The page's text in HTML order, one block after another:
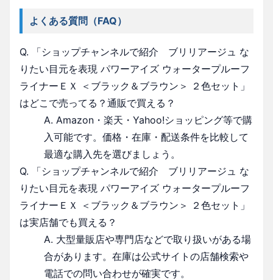
よくある質問（FAQ）
Q. 「ショップチャンネルで紹介 ブリリアージュ な
りたい目元を表現 パワーアイズ ウォータープルーフ
ライナーＥＸ ＜ブラック＆ブラウン＞ ２色セット」
はどこで売ってる？通販で買える？
A. Amazon・楽天・Yahoo!ショッピング等で購
入可能です。価格・在庫・配送条件を比較して
最適な購入先を選びましょう。
Q. 「ショップチャンネルで紹介 ブリリアージュ な
りたい目元を表現 パワーアイズ ウォータープルーフ
ライナーＥＸ ＜ブラック＆ブラウン＞ ２色セット」
は実店舗でも買える？
A. 大型量販店や専門店などで取り扱いがある場
合があります。在庫は公式サイトの店舗検索や
電話での問い合わせが確実です。